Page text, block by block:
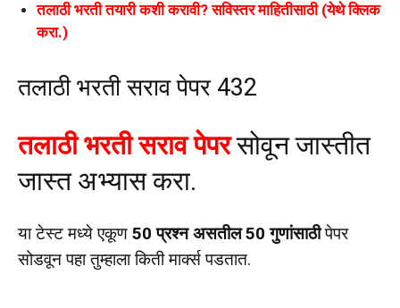
तलाठी भरती तयारी कशी करावी? सविस्तर माहितीसाठी (येथे क्लिक
करा.)
तलाठी भरती सराव पेपर 432
तलाठी भरती सराव पेपरसोवून जास्तीत
जास्त अभ्यास करा.
या टेस्ट मध्ये एकूण 50 प्रश्न असतील 50 गुणांसाठीपेपर
सोडवून पहा तुम्हाला किती मार्क्स पडतात.